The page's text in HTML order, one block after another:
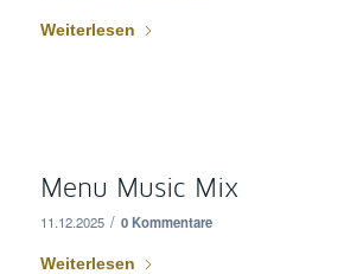
Weiterlesen
Menu Music Mix
11.12.2025 / 0 Kommentare
Weiterlesen